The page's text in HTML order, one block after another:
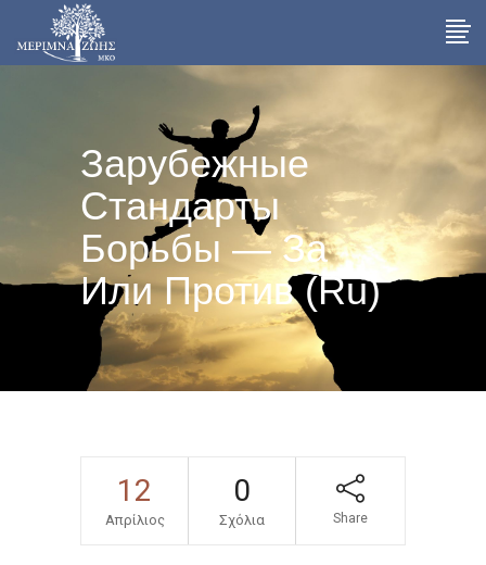
Зарубежные
Стандарты
Борьбы — За
Или Против (Ru)
12
Απρίλιος
0
Σχόλια Share